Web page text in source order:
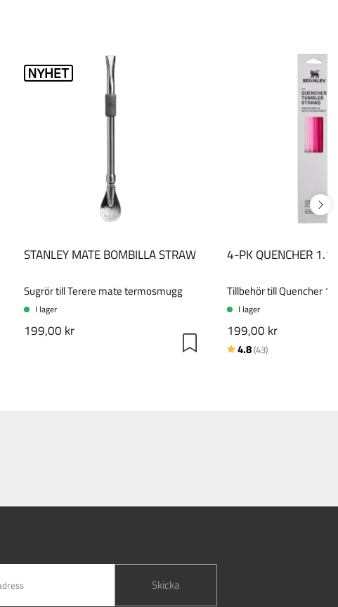
STANLEY MATE BOMBILLA STRAW
Sugrör till Terere mate termosmugg
I lager
199,00 kr
4-PK QUENCHER
Tillbehör till Quencher
I lager
199,00 kr
Betyg:
4.8(43)
Skicka